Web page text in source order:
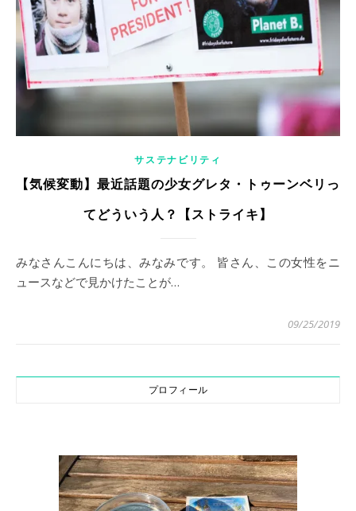
サステナビリティ
【気候変動】最近話題の少女グレタ・トゥーンベリっ
てどういう人？【ストライキ】
みなさんこんにちは、みなみです。 皆さん、この女性をニ
ュースなどで見かけたことが…
09/25/2019
プロフィール